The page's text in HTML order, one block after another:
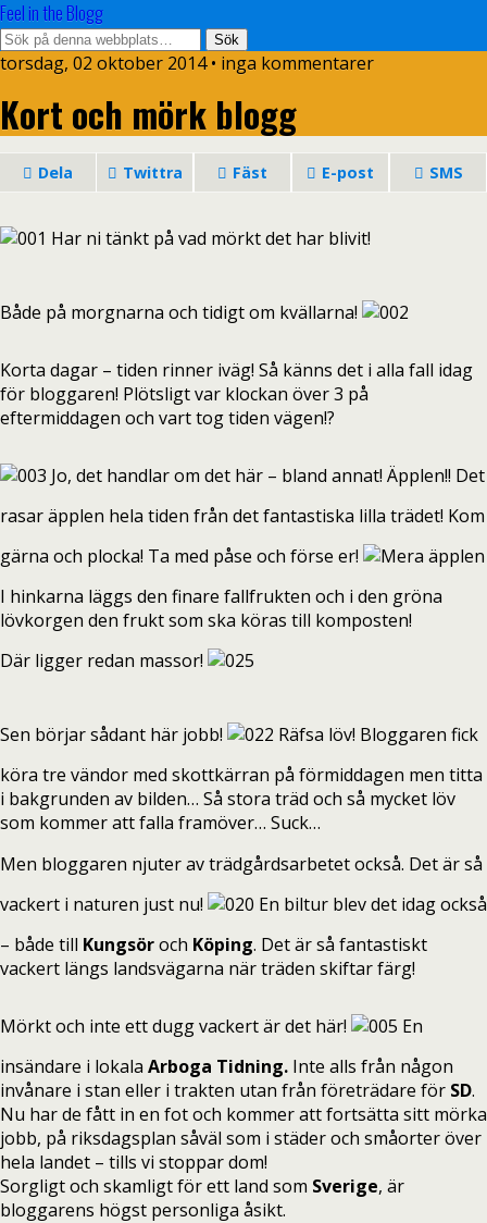
Feel in the Blogg
torsdag, 02 oktober 2014 • inga kommentarer
Kort och mörk blogg
Dela Twittra Fäst E-post SMS
Har ni tänkt på vad mörkt det har blivit!
Både på morgnarna och tidigt om kvällarna!
Korta dagar – tiden rinner iväg! Så känns det i alla fall idag
för bloggaren! Plötsligt var klockan över 3 på
eftermiddagen och vart tog tiden vägen!?
Jo, det handlar om det här – bland annat! Äpplen!! Det
rasar äpplen hela tiden från det fantastiska lilla trädet! Kom
gärna och plocka! Ta med påse och förse er!
I hinkarna läggs den finare fallfrukten och i den gröna
lövkorgen den frukt som ska köras till komposten!
Där ligger redan massor!
Sen börjar sådant här jobb!
Räfsa löv! Bloggaren fick
köra tre vändor med skottkärran på förmiddagen men titta
i bakgrunden av bilden… Så stora träd och så mycket löv
som kommer att falla framöver… Suck…
Men bloggaren njuter av trädgårdsarbetet också. Det är så
vackert i naturen just nu!
En biltur blev det idag också
– både till Kungsöroch Köping. Det är så fantastiskt
vackert längs landsvägarna när träden skiftar färg!
Mörkt och inte ett dugg vackert är det här!
En
insändare i lokala Arboga Tidning. Inte alls från någon
invånare i stan eller i trakten utan från företrädare för SD.
Nu har de fått in en fot och kommer att fortsätta sitt mörka
jobb, på riksdagsplan såväl som i städer och småorter över
hela landet – tills vi stoppar dom!
Sorgligt och skamligt för ett land som Sverige, är
bloggarens högst personliga åsikt.